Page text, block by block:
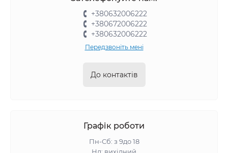
+380632006222
+380672006222
+380632006222
Передзвоніть мені
До контактів
Графік роботи
Пн-Сб: з 9до 18